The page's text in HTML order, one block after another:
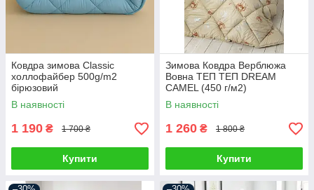
Ковдра зимова Classic
холлофайбер 500g/m2
бірюзовий
В наявності
1 190 ₴ 1 700 ₴
Купити
Зимова Ковдра Верблюжа
Вовна ТЕП ТЕП DREAM
CAMEL (450 г/м2)
В наявності
1 260 ₴ 1 800 ₴
Купити